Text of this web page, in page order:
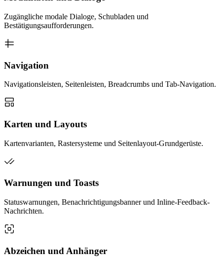
Zugängliche modale Dialoge, Schubladen und
Bestätigungsaufforderungen.
Navigation
Navigationsleisten, Seitenleisten, Breadcrumbs und Tab-Navigation.
Karten und Layouts
Kartenvarianten, Rastersysteme und Seitenlayout-Grundgerüste.
Warnungen und Toasts
Statuswarnungen, Benachrichtigungsbanner und Inline-Feedback-
Nachrichten.
Abzeichen und Anhänger